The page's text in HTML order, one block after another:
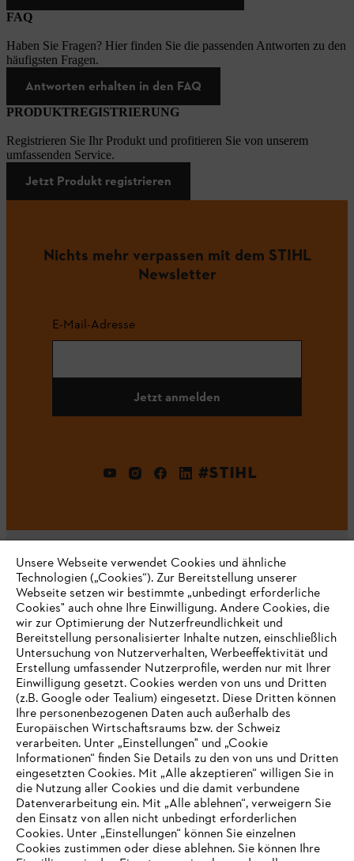
FAQ
Haben Sie Fragen? Hier finden Sie die passenden Antworten zu den
häufigsten Fragen.
Antworten erhalten in den FAQ
PRODUKTREGISTRIERUNG
Registrieren Sie Ihr Produkt und profitieren Sie von unserem
umfassenden Service.
Jetzt Produkt registrieren
Nichts mehr verpassen mit dem STIHL
Newsletter
E-Mail-Adresse
Jetzt anmelden
#STIHL
Unternehmen
Häufig gestellte Fragen
Support
Datenschutz Impressum Cookies
IHR BROWSER WIRD NICHT
UNTERSTÜTZT
Unsere Webseite verwendet Cookies und ähnliche
Technologien („Cookies“). Zur Bereitstellung unserer
Webseite setzen wir bestimmte „unbedingt erforderliche
Cookies" auch ohne Ihre Einwilligung. Andere Cookies, die
wir zur Optimierung der Nutzerfreundlichkeit und
Bereitstellung personalisierter Inhalte nutzen, einschließlich
Untersuchung von Nutzerverhalten, Werbeeffektivität und
Erstellung umfassender Nutzerprofile, werden nur mit Ihrer
Einwilligung gesetzt. Cookies werden von uns und Dritten
(z.B. Google oder Tealium) eingesetzt. Diese Dritten können
Ihre personenbezogenen Daten auch außerhalb des
Europäischen Wirtschaftsraums bzw. der Schweiz
verarbeiten. Unter „Einstellungen" und „Cookie
Informationen“ finden Sie Details zu den von uns und Dritten
eingesetzten Cookies. Mit „Alle akzeptieren“ willigen Sie in
die Nutzung aller Cookies und die damit verbundene
Datenverarbeitung ein. Mit „Alle ablehnen“, verweigern Sie
den Einsatz von allen nicht unbedingt erforderlichen
Cookies. Unter „Einstellungen“ können Sie einzelnen
Cookies zustimmen oder diese ablehnen. Sie können Ihre